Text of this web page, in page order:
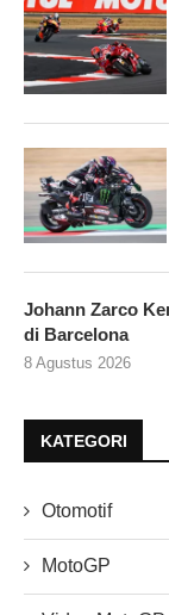
Johann Zarco
di Barcelona
8 Agustus 2026
KATEGORI
Otomotif
MotoGP